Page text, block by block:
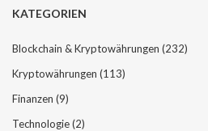
KATEGORIEN
Blockchain & Kryptowährungen (232)
Kryptowährungen (113)
Finanzen (9)
Technologie(2)